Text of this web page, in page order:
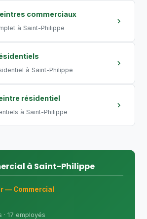
de nuit permettent de
les délais.
commerciaux
à Saint-Philippe
à Saint-Philippe
résidentiel
à Saint-Philippe
à Saint-Philippe
— Commercial
· 17 employés